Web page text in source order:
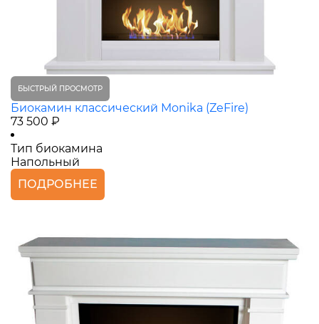
БЫСТРЫЙ ПРОСМОТР
Биокамин классический Monika (ZeFire)
73 500 ₽
Тип биокамина
Напольный
ПОДРОБНЕЕ